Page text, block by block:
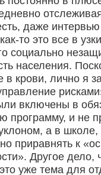
даже
то это все в
социально
населения.
в крови, лично я
включены в
программу, и не
а в школе,
приравнять к
Другое дело,
уже тема для